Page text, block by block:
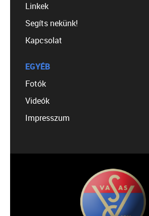
Linkek
Segíts nekünk!
Kapcsolat
EGYÉB
Fotók
Videók
Impresszum